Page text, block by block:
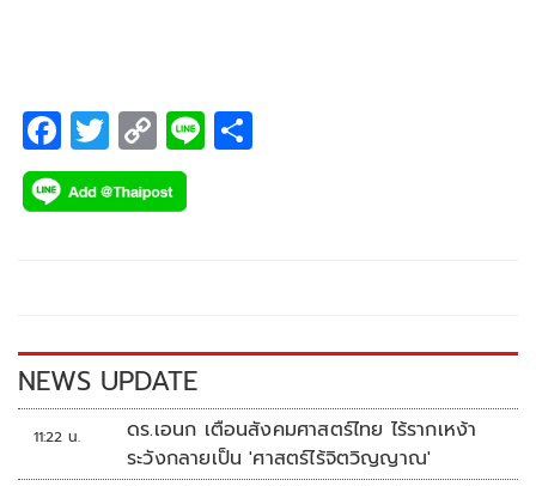
F
ac
e
k
T
wi
tt
C
o
p
k
Li
NEWS UPDATE
11:22 น.
ดร.เอนก เตือนสังคมศาสตร์ไทย ไร้รากเหง้า
ระวังกลายเป็น 'ศาสตร์ไร้จิตวิญญาณ'